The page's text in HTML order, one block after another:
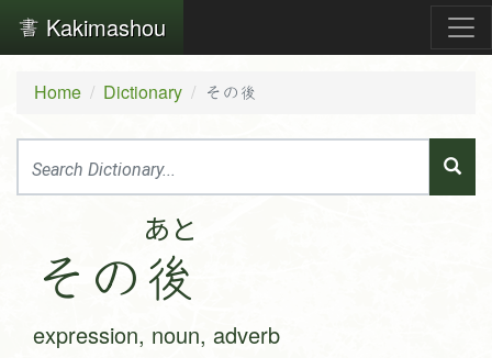
Kakimashou
Home Dictionary その後
そ の
あと
後
expression, noun, adverb